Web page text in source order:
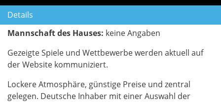
Details
Mannschaft des Hauses: keine Angaben
Gezeigte Spiele und Wettbewerbe werden aktuell auf
der Website kommuniziert.
Lockere Atmosphäre, günstige Preise und zentral
gelegen. Deutsche Inhaber mit einer Auswahl der